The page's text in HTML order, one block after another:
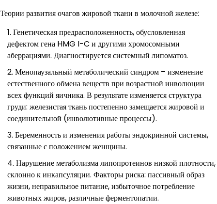
Теории развития очагов жировой ткани в молочной железе:
Генетическая предрасположенность, обусловленная
дефектом гена HMG I-C и другими хромосомными
аберрациями. Диагностируется системный липоматоз.
Менопаузальный метаболический синдром – изменение
естественного обмена веществ при возрастной инволюции
всех функций яичника. В результате изменяется структура
груди: железистая ткань постепенно замещается жировой и
соединительной (инволютивные процессы).
Беременность и изменения работы эндокринной системы,
связанные с положением женщины.
Нарушение метаболизма липопротеинов низкой плотности,
склонно к инкапсуляции. Факторы риска: пассивный образ
жизни, неправильное питание, избыточное потребление
животных жиров, различные ферментопатии.